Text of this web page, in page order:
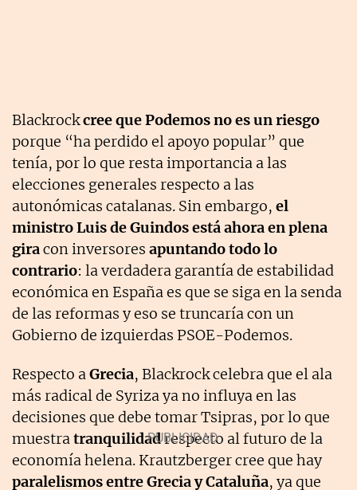
Blackrockcree que Podemos no es un riesgo
porque “ha perdido el apoyo popular” que
tenía, por lo que resta importancia a las
elecciones generales respecto a las
autonómicas catalanas. Sin embargo, el
ministro Luis de Guindos está ahora en plena
giracon inversores apuntando todo lo
contrario: la verdadera garantía de estabilidad
económica en España es que se siga en la senda
de las reformas y eso se truncaría con un
Gobierno de izquierdas PSOE-Podemos.
Respecto aGrecia, Blackrock celebra que el ala
más radical de Syriza ya no influya en las
decisiones que debe tomar Tsipras, por lo que
muestratranquilidadrespecto al futuro de la
economía helena. Krautzberger cree que hay
paralelismos entre Grecia y Cataluña, ya que